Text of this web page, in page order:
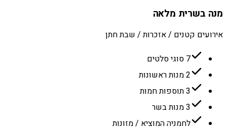
מנה בשרית מלאה
אירועים קטנים / אזכרות / שבת חתן
7 סוגי סלטים
2 מנות ראשונות
3 תוספות חמות
3 מנות בשר
לחמניה המוציא / מזונות